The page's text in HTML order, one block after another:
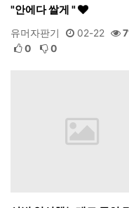
"안에다 쌀게 "
유머자판기 02-22
0
0